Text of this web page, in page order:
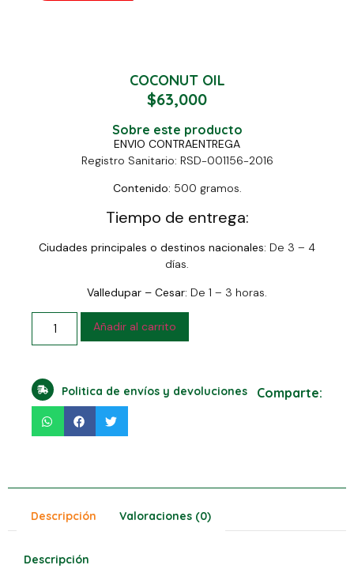
COCONUT OIL
$63,000
Sobre este producto
ENVIO CONTRAENTREGA
Registro Sanitario: RSD-001156-2016
Contenido: 500 gramos.
Tiempo de entrega:
Ciudades principales o destinos nacionales: De 3 – 4
días.
Valledupar – Cesar: De 1 – 3 horas.
Añadir al carrito
Politica de envíos y devoluciones Comparte:
Descripción Valoraciones (0)
Descripción